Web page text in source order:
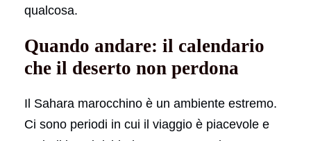
qualcosa.
Quando andare: il calendario
che il deserto non perdona
Il Sahara marocchino è un ambiente estremo.
Ci sono periodi in cui il viaggio è piacevole e